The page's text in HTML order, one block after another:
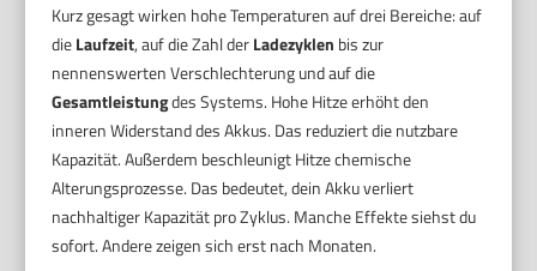
Kurz gesagt wirken hohe Temperaturen auf drei Bereiche: auf
dieLaufzeit, auf die Zahl derLadezyklen bis zur
nennenswerten Verschlechterung und auf die
Gesamtleistungdes Systems. Hohe Hitze erhöht den
inneren Widerstand des Akkus. Das reduziert die nutzbare
Kapazität. Außerdem beschleunigt Hitze chemische
Alterungsprozesse. Das bedeutet, dein Akku verliert
nachhaltiger Kapazität pro Zyklus. Manche Effekte siehst du
sofort. Andere zeigen sich erst nach Monaten.